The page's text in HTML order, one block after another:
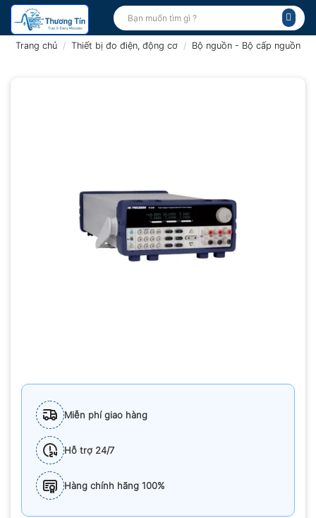
Bỏ
qua
Tìm
kiếm:
Trang chủ / Thiết bị đo điện, động cơ / Bộ nguồn - Bộ cấp nguồn
Miễn phí giao hàng
Hỗ trợ 24/7
Hàng chính hãng 100%